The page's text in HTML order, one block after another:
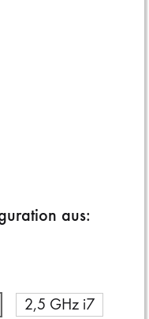
aus:
2,5 GHz i7